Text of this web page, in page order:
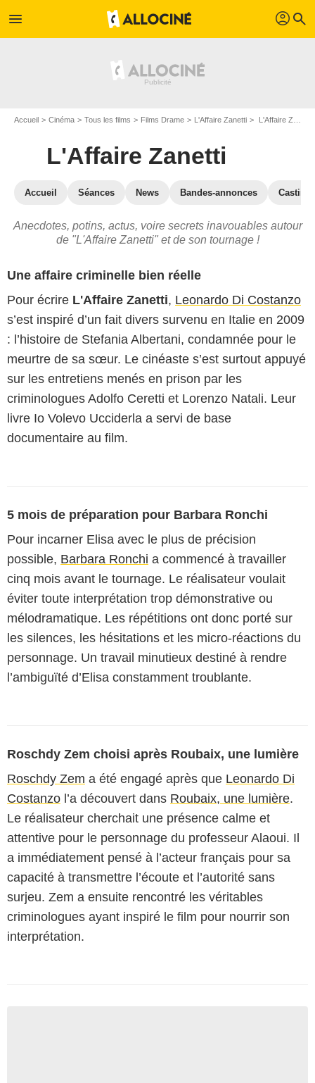
menu profil search
Accueil Cinéma Tous les films Films Drame L'Affaire Zanetti L'Affaire Zanetti : les secrets du tournage
L'Affaire Zanetti
Accueil Séances News Bandes-annonces Casting
Anecdotes, potins, actus, voire secrets inavouables autour
de "L'Affaire Zanetti" et de son tournage !
Une affaire criminelle bien réelle
Pour écrire L'Affaire Zanetti, Leonardo Di Costanzo
s’est inspiré d’un fait divers survenu en Italie en 2009
: l’histoire de Stefania Albertani, condamnée pour le
meurtre de sa sœur. Le cinéaste s’est surtout appuyé
sur les entretiens menés en prison par les
criminologues Adolfo Ceretti et Lorenzo Natali. Leur
livre Io Volevo Ucciderla a servi de base
documentaire au film.
5 mois de préparation pour Barbara Ronchi
Pour incarner Elisa avec le plus de précision
possible, Barbara Ronchi a commencé à travailler
cinq mois avant le tournage. Le réalisateur voulait
éviter toute interprétation trop démonstrative ou
mélodramatique. Les répétitions ont donc porté sur
les silences, les hésitations et les micro-réactions du
personnage. Un travail minutieux destiné à rendre
l’ambiguïté d’Elisa constamment troublante.
Roschdy Zem choisi après Roubaix, une lumière
Roschdy Zem a été engagé après que Leonardo Di
Costanzo l’a découvert dans Roubaix, une lumière.
Le réalisateur cherchait une présence calme et
attentive pour le personnage du professeur Alaoui. Il
a immédiatement pensé à l’acteur français pour sa
capacité à transmettre l’écoute et l’autorité sans
surjeu. Zem a ensuite rencontré les véritables
criminologues ayant inspiré le film pour nourrir son
interprétation.